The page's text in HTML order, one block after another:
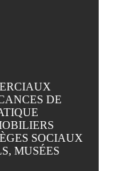
DE
SOCIAUX
MUSÉES